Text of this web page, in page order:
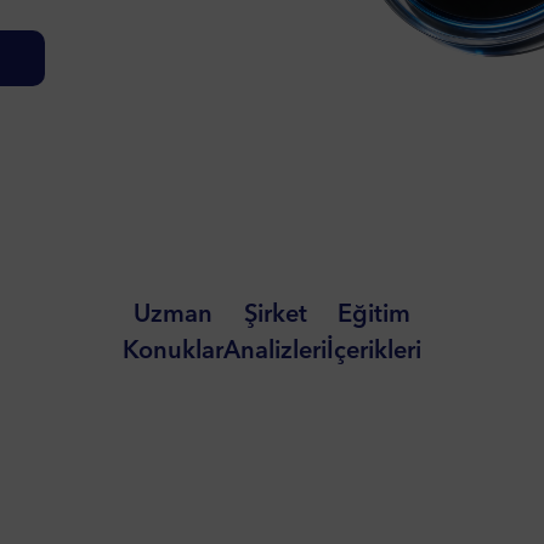
Uzman
Konuklar
Şirket
Analizleri
Eğitim
İçerikleri